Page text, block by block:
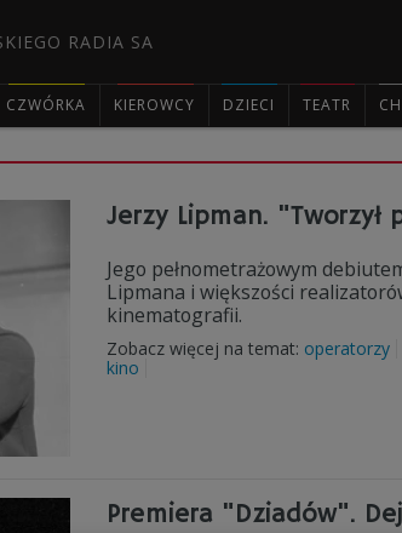
RADIA SA
CZWÓRKA KIEROWCY DZIECI TEATR
Jerzy Lipman.
Jego pełnometrażowym
Lipmana i większości
kinematografii.
Zobacz więcej na temat: operatorzy
kino
Premiera "Dziadów".